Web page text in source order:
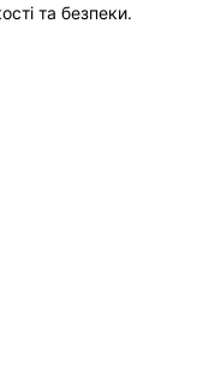
та безпеки.